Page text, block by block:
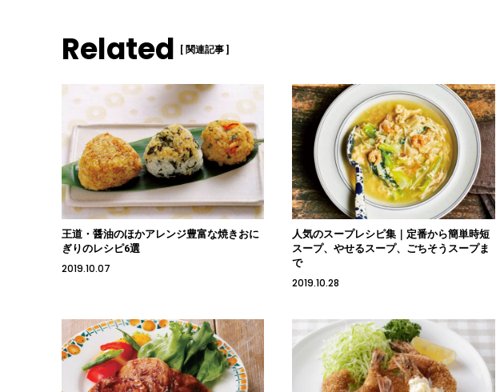
Related [ 関連記事 ]
王道・醤油のほかアレンジ豊富な焼きおに
ぎりのレシピ6選
2019.10.07
人気のスープレシピ集｜定番から簡単時短
スープ、やせるスープ、ごちそうスープま
で
2019.10.28